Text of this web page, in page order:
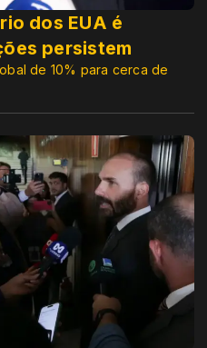
dos EUA é
persistem
de 10% para cerca de